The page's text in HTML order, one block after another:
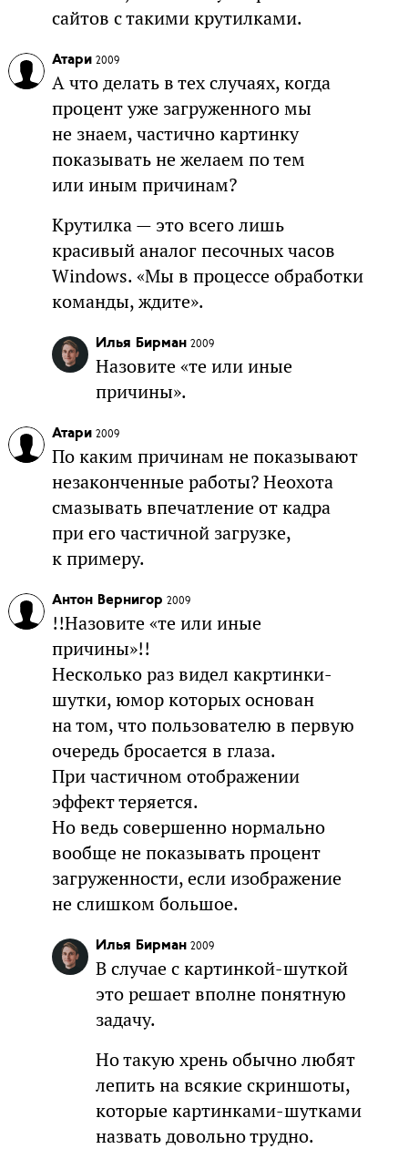
сайтов с такими крутилками.
Атари 2009
А что делать в тех случаях, когда
процент уже загруженного мы
не знаем, частично картинку
показывать не желаем по тем
или иным причинам?
Крутилка — это всего лишь
красивый аналог песочных часов
Windows. «Мы в процессе обработки
команды, ждите».
Илья Бирман 2009
Назовите «те или иные
причины».
Атари 2009
По каким причинам не показывают
незаконченные работы? Неохота
смазывать впечатление от кадра
при его частичной загрузке,
к примеру.
Антон Вернигор 2009
!!Назовите «те или иные
причины»!!
Несколько раз видел какртинки-
шутки, юмор которых основан
на том, что пользователю в первую
очередь бросается в глаза.
При частичном отображении
эффект теряется.
Но ведь совершенно нормально
вообще не показывать процент
загруженности, если изображение
не слишком большое.
Илья Бирман 2009
В случае с картинкой-шуткой
это решает вполне понятную
задачу.
Но такую хрень обычно любят
лепить на всякие скриншоты,
которые картинками-шутками
назвать довольно трудно.